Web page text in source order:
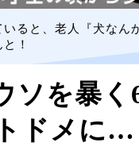
ると、老人『犬なん
！
ソを暴
ドメに…